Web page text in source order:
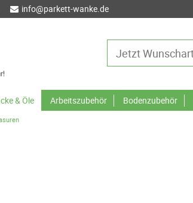
info@parkett-wanke.de
& Öle Arbeitszubehör Bodenzubehör